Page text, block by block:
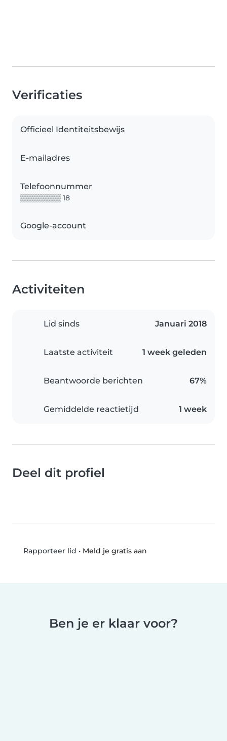
Verificaties
Officieel Identiteitsbewijs
E-mailadres
Telefoonnummer
▒▒▒▒▒▒▒▒ 18
Google-account
Activiteiten
Lid sinds Januari 2018
Laatste activiteit 1 week geleden
Beantwoorde berichten 67%
Gemiddelde reactietijd 1 week
Deel dit profiel
Rapporteer lid • Meld je gratis aan
Ben je er klaar voor?